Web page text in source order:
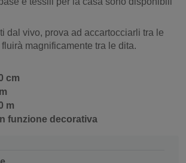
dal vivo, prova ad accartocciarli tra le
magnificamente tra le dita.
cm
m
funzione decorativa